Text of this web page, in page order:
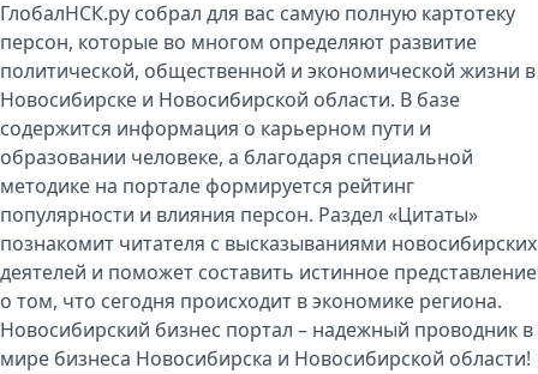
ГлобалНСК.ру собрал для вас самую полную картотеку
персон, которые во многом определяют развитие
политической, общественной и экономической жизни в
Новосибирске и Новосибирской области. В базе
содержится информация о карьерном пути и
образовании человеке, а благодаря специальной
методике на портале формируется рейтинг
популярности и влияния персон. Раздел «Цитаты»
познакомит читателя с высказываниями новосибирских
деятелей и поможет составить истинное представление
о том, что сегодня происходит в экономике региона.
Новосибирский бизнес портал – надежный проводник в
мире бизнеса Новосибирска и Новосибирской области!